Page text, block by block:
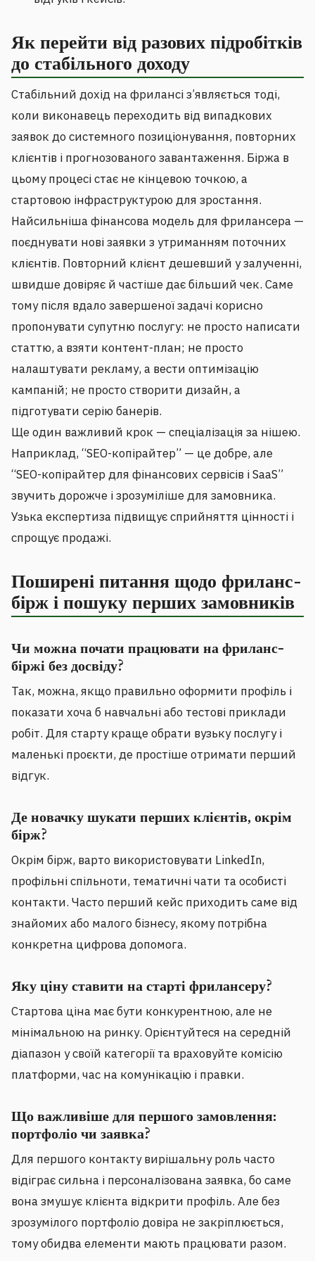
Як перейти від разових підробітків
до стабільного доходу
Стабільний дохід на фрилансі з’являється тоді,
коли виконавець переходить від випадкових
заявок до системного позиціонування, повторних
клієнтів і прогнозованого завантаження. Біржа в
цьому процесі стає не кінцевою точкою, а
стартовою інфраструктурою для зростання.
Найсильніша фінансова модель для фрилансера —
поєднувати нові заявки з утриманням поточних
клієнтів. Повторний клієнт дешевший у залученні,
швидше довіряє й частіше дає більший чек. Саме
тому після вдало завершеної задачі корисно
пропонувати супутню послугу: не просто написати
статтю, а взяти контент-план; не просто
налаштувати рекламу, а вести оптимізацію
кампаній; не просто створити дизайн, а
підготувати серію банерів.
Ще один важливий крок — спеціалізація за нішею.
Наприклад, “SEO-копірайтер” — це добре, але
“SEO-копірайтер для фінансових сервісів і SaaS”
звучить дорожче і зрозуміліше для замовника.
Узька експертиза підвищує сприйняття цінності і
спрощує продажі.
Поширені питання щодо фриланс-
бірж і пошуку перших замовників
Чи можна почати працювати на фриланс-
біржі без досвіду?
Так, можна, якщо правильно оформити профіль і
показати хоча б навчальні або тестові приклади
робіт. Для старту краще обрати вузьку послугу і
маленькі проєкти, де простіше отримати перший
відгук.
Де новачку шукати перших клієнтів, окрім
бірж?
Окрім бірж, варто використовувати LinkedIn,
профільні спільноти, тематичні чати та особисті
контакти. Часто перший кейс приходить саме від
знайомих або малого бізнесу, якому потрібна
конкретна цифрова допомога.
Яку ціну ставити на старті фрилансеру?
Стартова ціна має бути конкурентною, але не
мінімальною на ринку. Орієнтуйтеся на середній
діапазон у своїй категорії та враховуйте комісію
платформи, час на комунікацію і правки.
Що важливіше для першого замовлення:
портфоліо чи заявка?
Для першого контакту вирішальну роль часто
відіграє сильна і персоналізована заявка, бо саме
вона змушує клієнта відкрити профіль. Але без
зрозумілого портфоліо довіра не закріплюється,
тому обидва елементи мають працювати разом.